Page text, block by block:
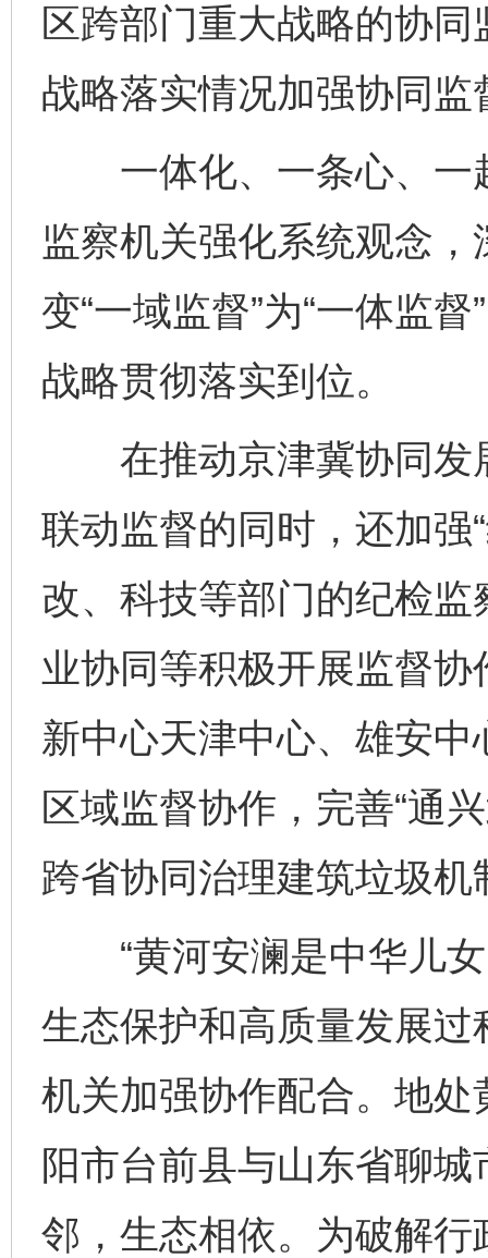
区跨部门重大战略的协同
战略落实情况加强协同监
一体化、一条心、一
监察机关强化系统观念
变“一域监督”为“一体监
战略贯彻落实到位。
在推动京津冀协同发
联动监督的同时，还加强
改、科技等部门的纪检
业协同等积极开展监督
新中心天津中心、雄安
区域监督协作，完善“通
跨省协同治理建筑垃圾机
“黄河安澜是中华儿女
生态保护和高质量发展
机关加强协作配合。地处
阳市台前县与山东省聊
邻，生态相依。为破解